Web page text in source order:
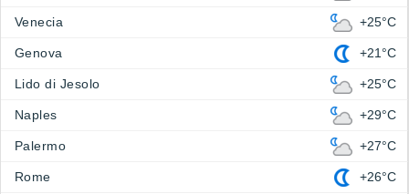
Venecia +25°C
Genova +21°C
Lido di Jesolo +25°C
Naples +29°C
Palermo +27°C
Rome +26°C